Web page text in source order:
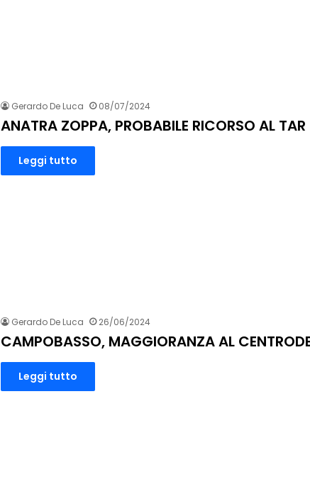
Gerardo De Luca 08/07/2024
ANATRA ZOPPA, PROBABILE RICORSO AL TAR
Leggi tutto
Gerardo De Luca 26/06/2024
CAMPOBASSO, MAGGIORANZA AL
Leggi tutto